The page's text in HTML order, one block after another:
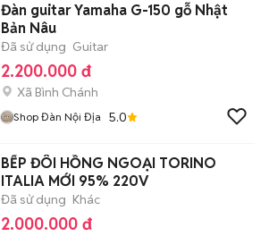
Đàn guitar Yamaha G-150 gỗ Nhật
Bản Nâu
Đã sử dụng Guitar
2.200.000 đ
Xã Bình Chánh
Shop Đàn Nội Địa 5.0
BẾP ĐÔI HỒNG NGOẠI TORINO
ITALIA MỚI 95% 220V
Đã sử dụng Khác
2.000.000 đ